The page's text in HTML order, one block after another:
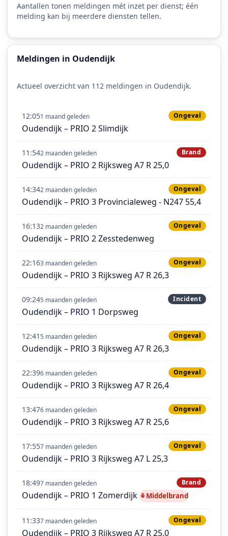
Aantallen tonen meldingen mét inzet per dienst; één
melding kan bij meerdere diensten tellen.
Meldingen in Oudendijk
Actueel overzicht van 112 meldingen in Oudendijk.
12:051 maand geleden Ongeval
Oudendijk – PRIO 2 Slimdijk
11:542 maanden geleden Brand
Oudendijk – PRIO 2 Rijksweg A7 R 25,0
14:342 maanden geleden Ongeval
Oudendijk – PRIO 3 Provincialeweg - N247 55,4
16:132 maanden geleden Ongeval
Oudendijk – PRIO 2 Zesstedenweg
22:163 maanden geleden Ongeval
Oudendijk – PRIO 3 Rijksweg A7 R 26,3
09:245 maanden geleden Incident
Oudendijk – PRIO 1 Dorpsweg
12:415 maanden geleden Ongeval
Oudendijk – PRIO 3 Rijksweg A7 R 26,3
22:396 maanden geleden Ongeval
Oudendijk – PRIO 3 Rijksweg A7 R 26,4
13:476 maanden geleden Ongeval
Oudendijk – PRIO 3 Rijksweg A7 R 25,6
17:557 maanden geleden Ongeval
Oudendijk – PRIO 3 Rijksweg A7 L 25,3
18:497 maanden geleden Brand
Oudendijk – PRIO 1 Zomerdijk Middelbrand
11:337 maanden geleden Ongeval
Oudendijk – PRIO 3 Rijksweg A7 R 25,0